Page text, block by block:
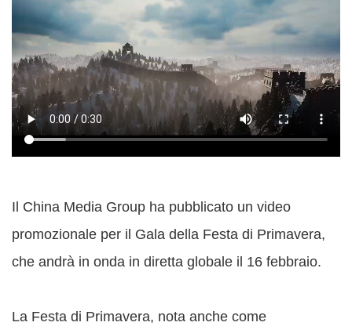
Il China Media Group ha pubblicato un video
promozionale per il Gala della Festa di Primavera,
che andrà in onda in diretta globale il 16 febbraio.
La Festa di Primavera, nota anche come